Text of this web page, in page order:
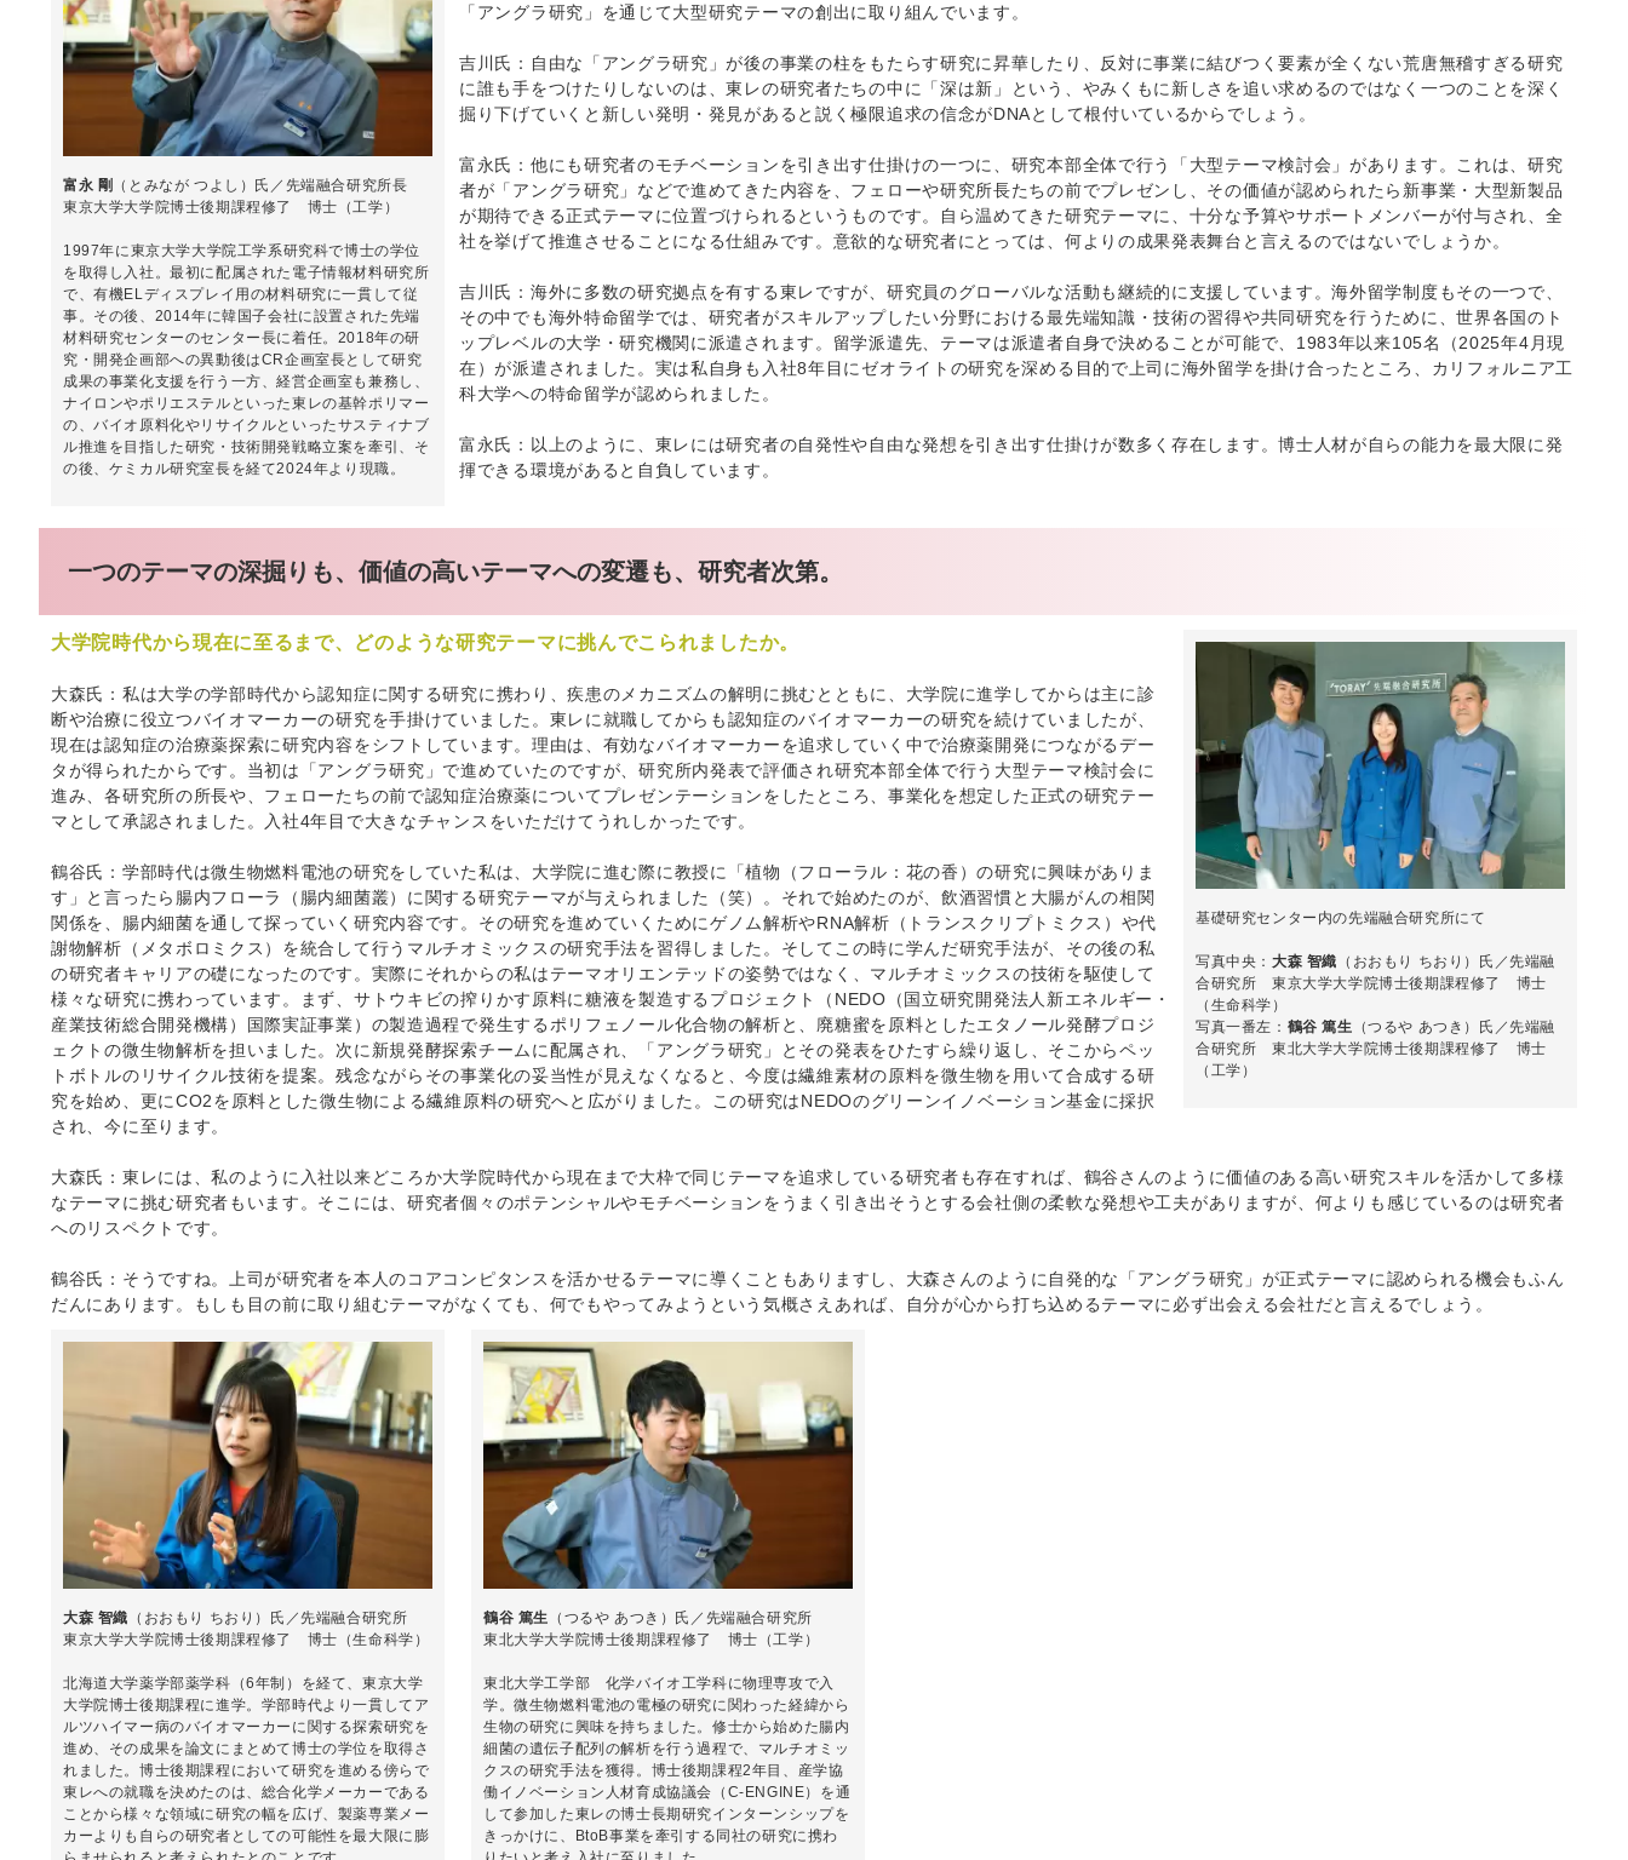
富永 剛
（とみなが つよし）氏／先端融合研究所長
東京大学大学院博士後期課程修了 博士（工学）
1997年に東京大学大学院工学系研究科で博士の学位
を取得し入社。最初に配属された電子情報材料研究所
で、有機ELディスプレイ用の材料研究に一貫して従
事。その後、2014年に韓国子会社に設置された先端
材料研究センターのセンター長に着任。2018年の研
究・開発企画部への異動後はCR企画室長として研究
成果の事業化支援を行う一方、経営企画室も兼務し、
ナイロンやポリエステルといった東レの基幹ポリマー
の、バイオ原料化やリサイクルといったサスティナブ
ル推進を目指した研究・技術開発戦略立案を牽引、そ
の後、ケミカル研究室長を経て2024年より現職。
「アングラ研究」を通じて大型研究テーマの創出に取り組んでいます。
吉川氏：自由な「アングラ研究」が後の事業の柱をもたらす研究に昇華したり、反対に事業に結びつく要素が全くない荒唐無稽すぎる研究
に誰も手をつけたりしないのは、東レの研究者たちの中に「深は新」という、やみくもに新しさを追い求めるのではなく一つのことを深く
掘り下げていくと新しい発明・発見があると説く極限追求の信念がDNAとして根付いているからでしょう。
富永氏：他にも研究者のモチベーションを引き出す仕掛けの一つに、研究本部全体で行う「大型テーマ検討会」があります。これは、研究
者が「アングラ研究」などで進めてきた内容を、フェローや研究所長たちの前でプレゼンし、その価値が認められたら新事業・大型新製品
が期待できる正式テーマに位置づけられるというものです。自ら温めてきた研究テーマに、十分な予算やサポートメンバーが付与され、全
社を挙げて推進させることになる仕組みです。意欲的な研究者にとっては、何よりの成果発表舞台と言えるのではないでしょうか。
吉川氏：海外に多数の研究拠点を有する東レですが、研究員のグローバルな活動も継続的に支援しています。海外留学制度もその一つで、
その中でも海外特命留学では、研究者がスキルアップしたい分野における最先端知識・技術の習得や共同研究を行うために、世界各国のト
ップレベルの大学・研究機関に派遣されます。留学派遣先、テーマは派遣者自身で決めることが可能で、1983年以来105名（2025年4月現
在）が派遣されました。実は私自身も入社8年目にゼオライトの研究を深める目的で上司に海外留学を掛け合ったところ、カリフォルニア工
科大学への特命留学が認められました。
富永氏：以上のように、東レには研究者の自発性や自由な発想を引き出す仕掛けが数多く存在します。博士人材が自らの能力を最大限に発
揮できる環境があると自負しています。
一つのテーマの深掘りも、価値の高いテーマへの変遷も、研究者次第。
基礎研究センター内の先端融合研究所にて
写真中央： 大森 智織 （おおもり ちおり）氏／先端融
合研究所 東京大学大学院博士後期課程修了 博士
（生命科学）
写真一番左： 鶴谷 篤生 （つるや あつき）氏／先端融
合研究所 東北大学大学院博士後期課程修了 博士
（工学）
大学院時代から現在に至るまで、どのような研究テーマに挑んでこられましたか。
大森氏：私は大学の学部時代から認知症に関する研究に携わり、疾患のメカニズムの解明に挑むとともに、大学院に進学してからは主に診
断や治療に役立つバイオマーカーの研究を手掛けていました。東レに就職してからも認知症のバイオマーカーの研究を続けていましたが、
現在は認知症の治療薬探索に研究内容をシフトしています。理由は、有効なバイオマーカーを追求していく中で治療薬開発につながるデー
タが得られたからです。当初は「アングラ研究」で進めていたのですが、研究所内発表で評価され研究本部全体で行う大型テーマ検討会に
進み、各研究所の所長や、フェローたちの前で認知症治療薬についてプレゼンテーションをしたところ、事業化を想定した正式の研究テー
マとして承認されました。入社4年目で大きなチャンスをいただけてうれしかったです。
鶴谷氏：学部時代は微生物燃料電池の研究をしていた私は、大学院に進む際に教授に「植物（フローラル：花の香）の研究に興味がありま
す」と言ったら腸内フローラ（腸内細菌叢）に関する研究テーマが与えられました（笑）。それで始めたのが、飲酒習慣と大腸がんの相関
関係を、腸内細菌を通して探っていく研究内容です。その研究を進めていくためにゲノム解析やRNA解析（トランスクリプトミクス）や代
謝物解析（メタボロミクス）を統合して行うマルチオミックスの研究手法を習得しました。そしてこの時に学んだ研究手法が、その後の私
の研究者キャリアの礎になったのです。実際にそれからの私はテーマオリエンテッドの姿勢ではなく、マルチオミックスの技術を駆使して
様々な研究に携わっています。まず、サトウキビの搾りかす原料に糖液を製造するプロジェクト（NEDO（国立研究開発法人新エネルギー・
産業技術総合開発機構）国際実証事業）の製造過程で発生するポリフェノール化合物の解析と、廃糖蜜を原料としたエタノール発酵プロジ
ェクトの微生物解析を担いました。次に新規発酵探索チームに配属され、「アングラ研究」とその発表をひたすら繰り返し、そこからペッ
トボトルのリサイクル技術を提案。残念ながらその事業化の妥当性が見えなくなると、今度は繊維素材の原料を微生物を用いて合成する研
究を始め、更にCO2を原料とした微生物による繊維原料の研究へと広がりました。この研究はNEDOのグリーンイノベーション基金に採択
され、今に至ります。
大森氏：東レには、私のように入社以来どころか大学院時代から現在まで大枠で同じテーマを追求している研究者も存在すれば、鶴谷さんのように価値のある高い研究スキルを活かして多様
なテーマに挑む研究者もいます。そこには、研究者個々のポテンシャルやモチベーションをうまく引き出そうとする会社側の柔軟な発想や工夫がありますが、何よりも感じているのは研究者
へのリスペクトです。
鶴谷氏：そうですね。上司が研究者を本人のコアコンピタンスを活かせるテーマに導くこともありますし、大森さんのように自発的な「アングラ研究」が正式テーマに認められる機会もふん
だんにあります。もしも目の前に取り組むテーマがなくても、何でもやってみようという気概さえあれば、自分が心から打ち込めるテーマに必ず出会える会社だと言えるでしょう。
大森 智織 （おおもり ちおり）氏／先端融合研究所
東京大学大学院博士後期課程修了 博士（生命科学）
北海道大学薬学部薬学科（6年制）を経て、東京大学
大学院博士後期課程に進学。学部時代より一貫してア
ルツハイマー病のバイオマーカーに関する探索研究を
進め、その成果を論文にまとめて博士の学位を取得さ
れました。博士後期課程において研究を進める傍らで
東レへの就職を決めたのは、総合化学メーカーである
ことから様々な領域に研究の幅を広げ、製薬専業メー
カーよりも自らの研究者としての可能性を最大限に膨
鶴谷 篤生 （つるや あつき）氏／先端融合研究所
東北大学大学院博士後期課程修了 博士（工学）
東北大学工学部 化学バイオ工学科に物理専攻で入
学。微生物燃料電池の電極の研究に関わった経緯から
生物の研究に興味を持ちました。修士から始めた腸内
細菌の遺伝子配列の解析を行う過程で、マルチオミッ
クスの研究手法を獲得。博士後期課程2年目、産学協
働イノベーション人材育成協議会（C-ENGINE）を通
して参加した東レの博士長期研究インターンシップを
きっかけに、BtoB事業を牽引する同社の研究に携わ